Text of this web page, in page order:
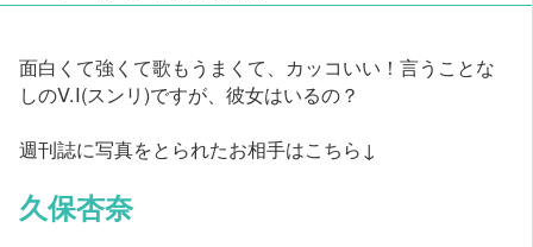
面白くて強くて歌もうまくて、カッコいい！言うことな
しのV.I(スンリ)ですが、彼女はいるの？
週刊誌に写真をとられたお相手はこちら↓
久保杏奈